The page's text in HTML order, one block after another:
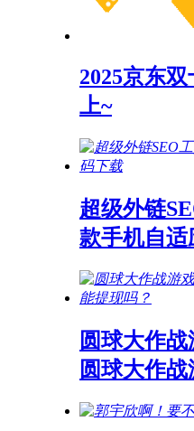
2025京东
上~
超级外链
款手机自
圆球大作
圆球大作